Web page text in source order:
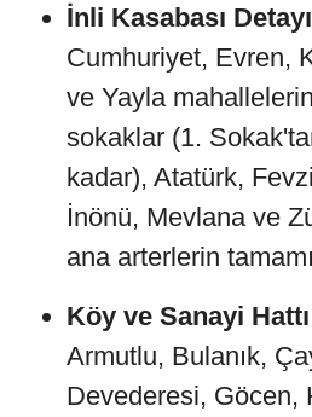
İnli Kasabası
Cumhuriyet, Evren,
ve Yayla
sokaklar (1.
kadar), Atatürk,
İnönü, Mevlana ve
ana arterlerin
Köy ve Sanayi
Armutlu, Bulanık,
Devederesi, Göcen,